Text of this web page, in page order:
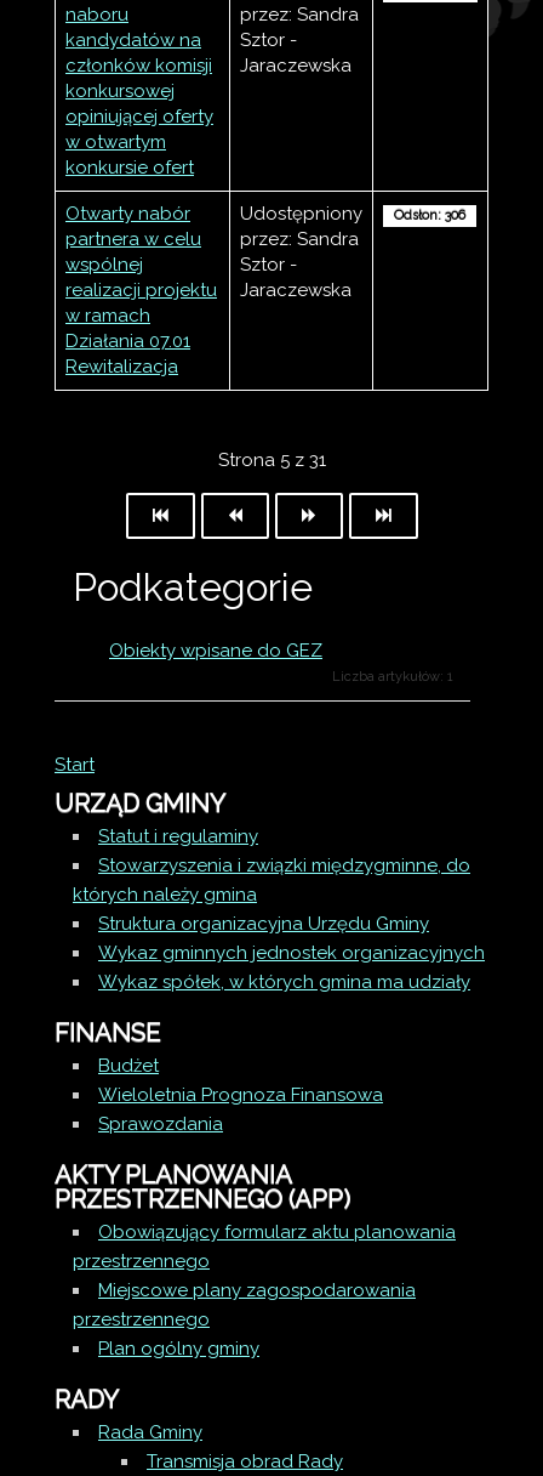
naboru
kandydatów na
członków komisji
konkursowej
opiniującej oferty
w otwartym
konkursie ofert
przez: Sandra
Sztor -
Jaraczewska
Otwarty nabór
partnera w celu
wspólnej
realizacji projektu
w ramach
Działania 07.01
Rewitalizacja
Udostępniony
przez: Sandra
Sztor -
Jaraczewska
Odsłon: 306
Strona 5 z 31
Podkategorie
Obiekty wpisane do GEZ
Liczba artykułów: 1
Start
URZĄD GMINY
Statut i regulaminy
Stowarzyszenia i związki międzygminne, do
których należy gmina
Struktura organizacyjna Urzędu Gminy
Wykaz gminnych jednostek organizacyjnych
Wykaz spółek, w których gmina ma udziały
FINANSE
Budżet
Wieloletnia Prognoza Finansowa
Sprawozdania
AKTY PLANOWANIA
PRZESTRZENNEGO (APP)
Obowiązujący formularz aktu planowania
przestrzennego
Miejscowe plany zagospodarowania
przestrzennego
Plan ogólny gminy
RADY
Rada Gminy
Transmisja obrad Rady